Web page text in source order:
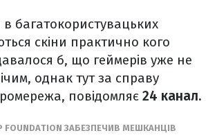
багатокористувацьких
скіни практично кого
б, що геймерів уже не
однак тут за справу
повідомляє 24 канал.
ЗАБЕЗПЕЧИВ МЕШКАНЦІВ